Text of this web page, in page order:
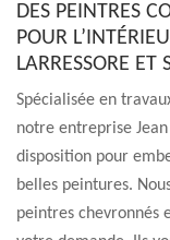
DES PEINTRES
POUR
LARRESSORE ET
Spécialisée en
notre entreprise
disposition pour
belles peintures.
peintres chevronnés